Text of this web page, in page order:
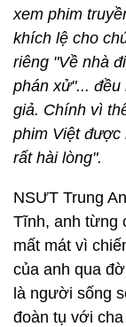
xem phim
khích lệ cho
riêng "Về nhà
phán xử"...
giả. Chính vì
phim Việt được
rất hài lòng".
NSƯT Trung
Tĩnh, anh từng
mất mát vì
của anh qua
là người sống
đoàn tụ với